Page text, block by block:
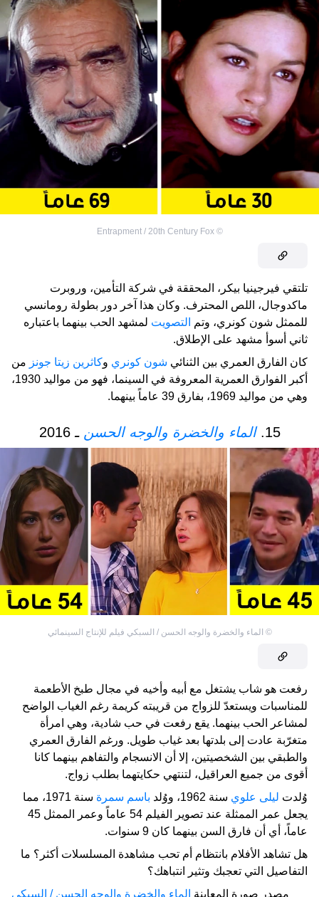
©
Entrapment / 20th Century Fox
تلتقي فيرجينيا بيكر، المحققة في شركة التأمين، وروبرت
ماكدوجال، اللص المحترف. وكان هذا آخر دور بطولة رومانسي
للممثل شون كونري، وتم التصويت لمشهد الحب بينهما باعتباره
ثاني أسوأ مشهد على الإطلاق.
كان الفارق العمري بين الثنائي شون كونري وكاثرين زيتا جونز من
أكبر الفوارق العمرية المعروفة في السينما، فهو من مواليد 1930،
وهي من مواليد 1969، بفارق 39 عاماً بينهما.
15. الماء والخضرة والوجه الحسن ـ2016
© الماء والخضرة والوجه الحسن / السبكي فيلم للإنتاج السينمائي
رفعت هو شاب يشتغل مع أبيه وأخيه في مجال طبخ الأطعمة
للمناسبات ويستعدّ للزواج من قريبته كريمة رغم الغياب الواضح
لمشاعر الحب بينهما. يقع رفعت في حب شادية، وهي امرأة
متغرّبة عادت إلى بلدتها بعد غياب طويل. ورغم الفارق العمري
والطبقي بين الشخصيتين، إلا أن الانسجام والتفاهم بينهما كانا
أقوى من جميع العراقيل، لتنتهي حكايتهما بطلب زواج.
وُلدت ليلى علوي سنة 1962، ووُلد باسم سمرة
سنة 1971، مما
يجعل عمر الممثلة عند تصوير الفيلم 54 عاماً وعمر الممثل 45
عاماً، أي أن فارق السن بينهما كان 9 سنوات.
هل تشاهد الأفلام بانتظام أم تحب مشاهدة المسلسلات أكثر؟ ما
التفاصيل التي تعجبك وتثير انتباهك؟
مصدر صورة المعاينة الماء والخضرة والوجه الحسن / السبكي